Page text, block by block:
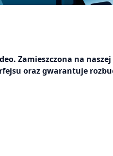
Zamieszczona na naszej
oraz gwarantuje